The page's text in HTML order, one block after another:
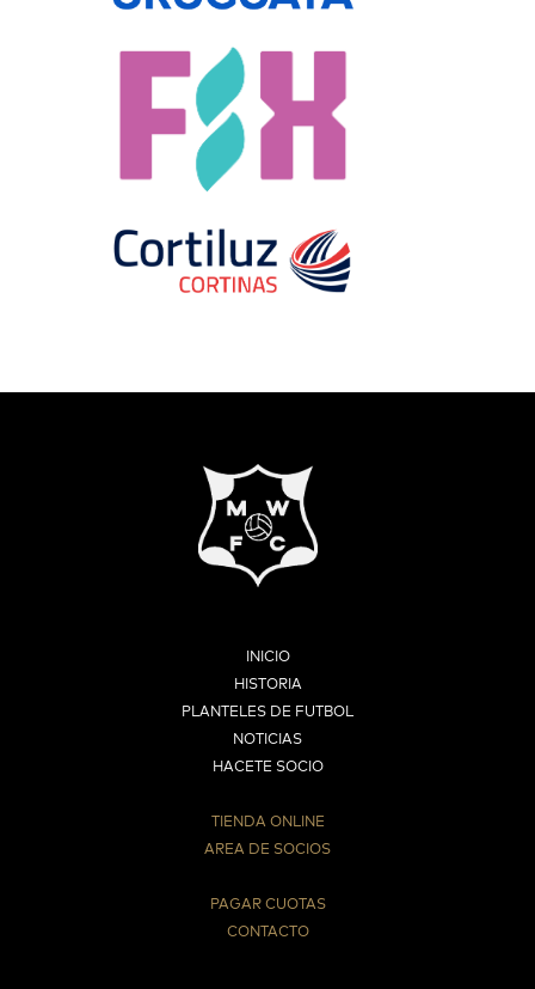
INICIO
HISTORIA
PLANTELES DE FUTBOL
NOTICIAS
HACETE SOCIO
TIENDA ONLINE
AREA DE SOCIOS
PAGAR CUOTAS
CONTACTO